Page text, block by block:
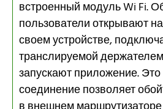
встроенный модуль Wi Fi.
пользователи открывают
своем устройстве,
транслируемой
запускают приложение.
соединение позволяет